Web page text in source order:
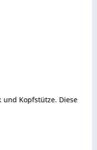
Kopfstütze. Diese